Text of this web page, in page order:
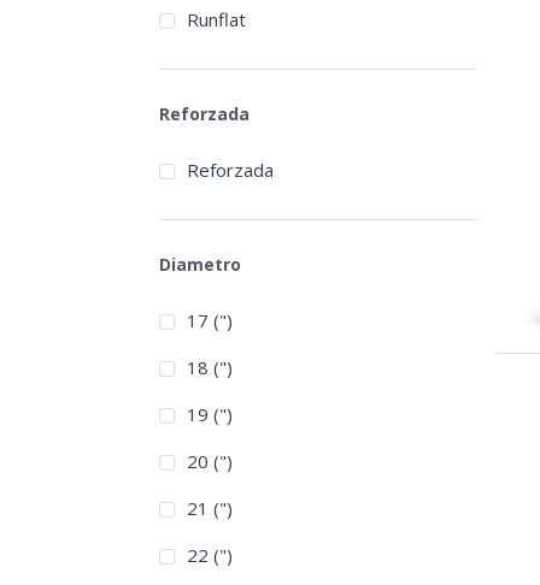
Runflat
Reforzada
Reforzada
Diametro
17 (")
18 (")
19 (")
20 (")
21 (")
22 (")